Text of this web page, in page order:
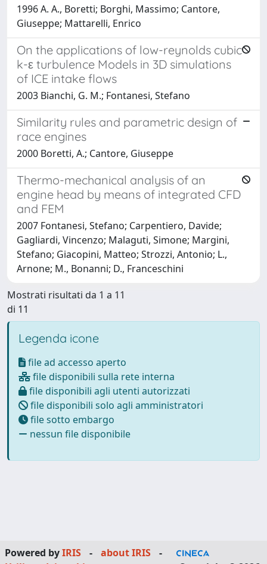
1996 A. A., Boretti; Borghi, Massimo; Cantore,
Giuseppe; Mattarelli, Enrico
On the applications of low-reynolds cubic
k-ε turbulence Models in 3D simulations
of ICE intake flows
2003 Bianchi, G. M.; Fontanesi, Stefano
Similarity rules and parametric design of
race engines
2000 Boretti, A.; Cantore, Giuseppe
Thermo-mechanical analysis of an
engine head by means of integrated CFD
and FEM
2007 Fontanesi, Stefano; Carpentiero, Davide;
Gagliardi, Vincenzo; Malaguti, Simone; Margini,
Stefano; Giacopini, Matteo; Strozzi, Antonio; L.,
Arnone; M., Bonanni; D., Franceschini
Mostrati risultati da 1 a 11
di 11
Legenda icone
file ad accesso aperto
file disponibili sulla rete interna
file disponibili agli utenti autorizzati
file disponibili solo agli amministratori
file sotto embargo
nessun file disponibile
Powered byIRIS - about IRIS
-